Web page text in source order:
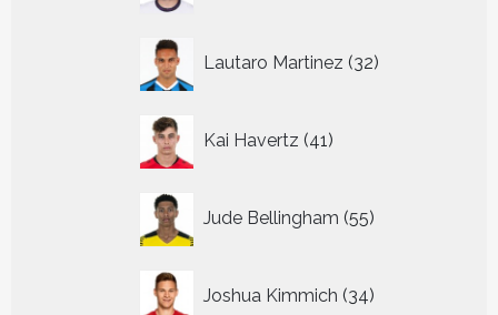
Lautaro Martinez 32
producten
Kai Havertz 41
producten
Jude Bellingham 55
producten
Joshua Kimmich 34
producten